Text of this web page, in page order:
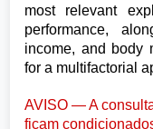
most relevant
performance,
income, and body
for a multifactorial
AVISO — A
ficam